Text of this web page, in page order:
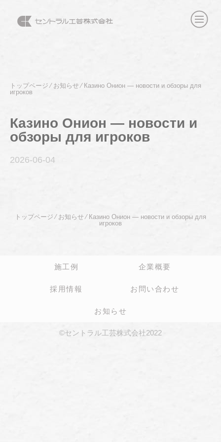
トップページ⁄ お知らせ⁄ Казино Онион — новости и обзоры для
игроков
Казино Онион — новости и
обзоры для игроков
2026-06-04
トップページ ⁄ お知らせ⁄ Казино Онион — новости и обзоры для
игроков
施工例 企業概要
採用情報 お問い合わせ
お知らせ
©セントラル工芸株式会社2022